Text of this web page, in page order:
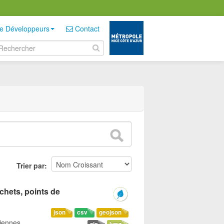
Développeurs Contact
Trier par
points de
geojson
csv
json